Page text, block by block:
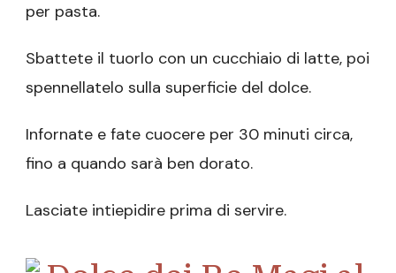
per pasta.
Sbattete il tuorlo con un cucchiaio di latte, poi
spennellatelo sulla superficie del dolce.
Infornate e fate cuocere per 30 minuti circa,
fino a quando sarà ben dorato.
Lasciate intiepidire prima di servire.